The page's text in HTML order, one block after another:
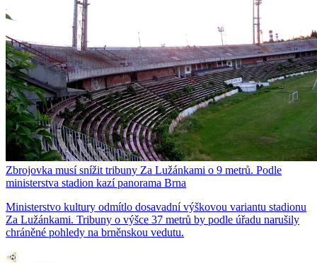
Zbrojovka musí snížit tribuny Za Lužánkami o 9 metrů. Podle
ministerstva stadion kazí panorama Brna
Ministerstvo kultury odmítlo dosavadní výškovou variantu stadionu
Za Lužánkami. Tribuny o výšce 37 metrů by podle úřadu narušily
chráněné pohledy na brněnskou vedutu.